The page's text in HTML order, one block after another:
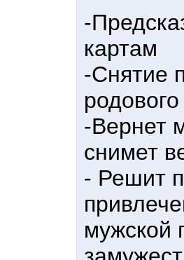
-
картам
-Снятие
-Вернет
снимет
- Решит
мужской